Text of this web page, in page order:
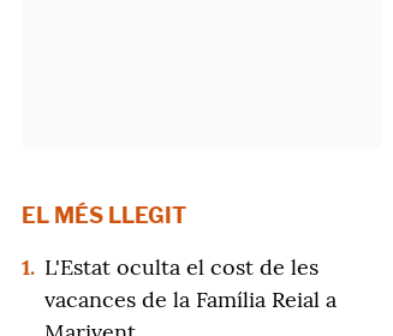
EL MÉS LLEGIT
1. L'Estat oculta el cost de les
vacances de la Família Reial a